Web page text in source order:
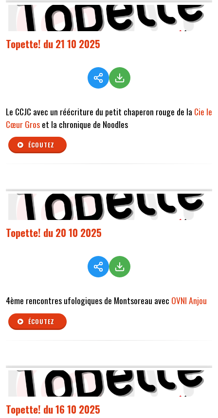
Topette! du 21 10 2025
Le CCJC avec un réécriture du petit chaperon rouge de la Cie le
Cœur Groset la chronique de Noodles
ÉCOUTEZ
Topette! du 20 10 2025
4ème rencontres ufologiques de Montsoreau avec OVNI Anjou
ÉCOUTEZ
Topette! du 16 10 2025